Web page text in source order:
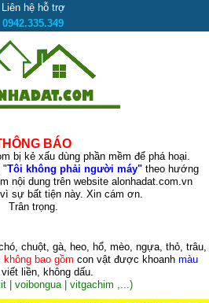
Liên hệ hỗ trợ
0942.335.349
BÁO
bị kẻ xấu dùng phần mềm để phá hoại.
"Tôi không phải người máy"theo hướng
nội dung trên website alonhadat.com.vn
sự bất tiện này. Xin cám ơn.
Trân trọng.
chuột, gà, heo, hổ, mèo, ngựa, thỏ, trâu,
không bao gồm con vật được khoanh màu
liền, không dấu.
| voibongua | vitgachim ,...)